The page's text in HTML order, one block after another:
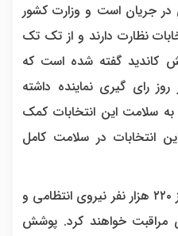
جریان است و وزارت کشور
نظارت دارند و از تک تک
کاندید گفته شده است که
روز رای گیری نماینده داشته
به سلامت این انتخابات کمک
انتخابات در سلامت کامل
معاون وزیر کشور افزود: بیش از ۲۲۰ هزار نفر نیروی انتظامی و
خواهند کرد. پوشش